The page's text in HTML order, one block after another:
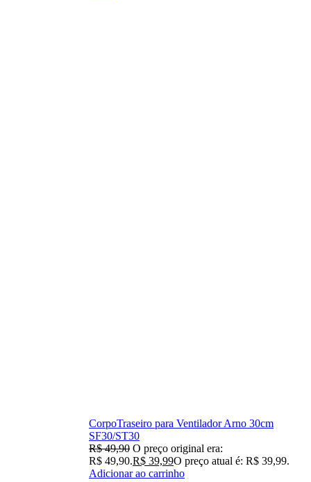
CorpoTraseiro para Ventilador Arno 30cm
SF30/ST30
R$49,90 O preço original era:
R$ 49,90.R$ 39,99O preço atual é: R$ 39,99.
Adicionar ao carrinho